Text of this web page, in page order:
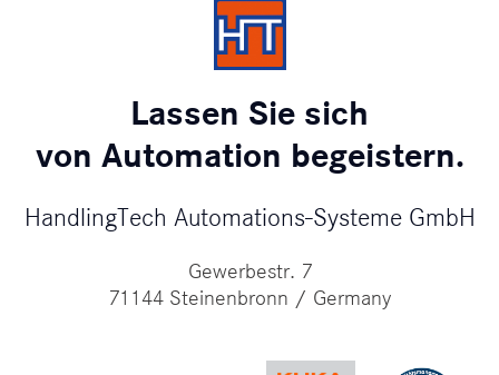
Lassen Sie sich
von Automation begeistern.
HandlingTech Automations-Systeme GmbH
Gewerbestr. 7
71144 Steinenbronn / Germany